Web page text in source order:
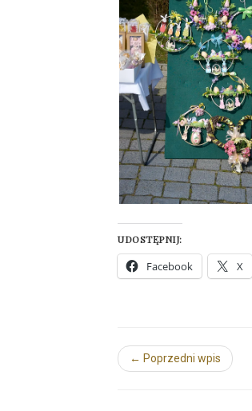
UDOSTĘPNIJ:
Facebook X
← Poprzedni wpis